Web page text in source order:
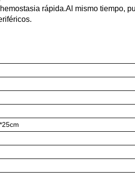
rápida.Al mismo tiempo,